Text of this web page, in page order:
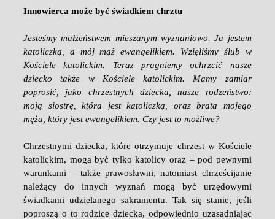
Innowierca może być świadkiem chrztu
Jesteśmy małżeństwem mieszanym wyznaniowo. Ja jestem
katoliczką, a mój mąż ewangelikiem. Wzięliśmy ślub w
Kościele katolickim. Teraz pragniemy ochrzcić nasze
dziecko także w Kościele katolickim. Mamy zamiar
poprosić, jako chrzestnych dziecka, nasze rodzeństwo:
moją siostrę, która jest katoliczką, oraz brata mojego
męża, który jest ewangelikiem. Czy jest to możliwe?
Chrzestnymi dziecka, które otrzymuje chrzest w Kościele
katolickim, mogą być tylko katolicy oraz – pod pewnymi
warunkami – także prawosławni, natomiast chrześcijanie
należący do innych wyznań mogą być urzędowymi
świadkami udzielanego sakramentu. Tak się stanie, jeśli
poproszą o to rodzice dziecka, odpowiednio uzasadniając